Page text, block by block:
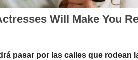
pasar por las calles que rodean